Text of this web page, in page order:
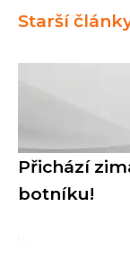
Starší
Přichází
botníku!